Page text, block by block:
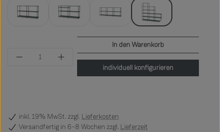
Free 220000 Free 222100 Free 222000 Free 542000
Produkt Anzahl: Gib den gewünschten Wert
In den Warenkorb
individuell konfigurieren
inkl. 19% MwSt. zzgl. Lieferkosten
Versandfertig in 6–8 Wochen zzgl. Lieferzeit